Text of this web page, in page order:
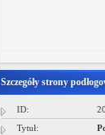
Szczegóły strony
ID:
Tytuł: